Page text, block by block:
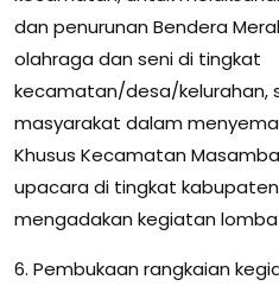
dan penurunan Bendera
olahraga dan seni di tingkat
kecamatan/desa/kelurahan,
masyarakat dalam
Khusus Kecamatan
upacara di tingkat
mengadakan kegiatan
6. Pembukaan rangkaian